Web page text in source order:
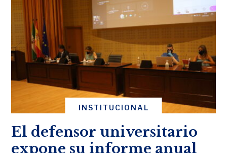
INSTITUCIONAL
El defensor universitario
expone su informe anual